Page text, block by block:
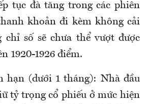
tục đà tăng trong các phiên
khoản đi kèm không cải
chỉ số sẽ chưa thể vượt được
1920-1926 điểm.
hạn (dưới 1 tháng): Nhà đầu
tỷ trọng cổ phiếu ở mức hiện